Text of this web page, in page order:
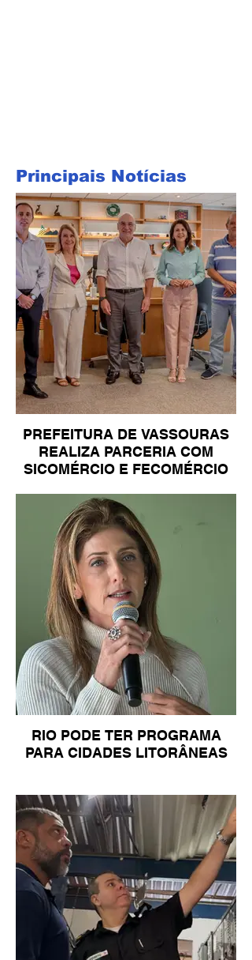
Principais Notícias
PREFEITURA DE VASSOURAS
REALIZA PARCERIA COM
SICOMÉRCIO E FECOMÉRCIO
RIO PODE TER PROGRAMA
PARA CIDADES LITORÂNEAS